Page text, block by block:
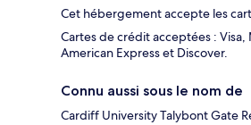
Cet hébergement accepte les
Cartes de crédit acceptées : Visa,
American Express et Discover.
Connu aussi sous le nom de
Cardiff University Talybont Gate